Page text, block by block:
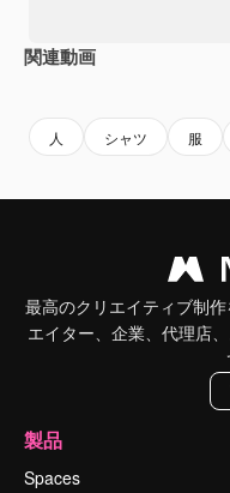
関連動画
人 シャツ 服
最高のクリエイティブ制
エイター、企業、代理店
製品
Spaces